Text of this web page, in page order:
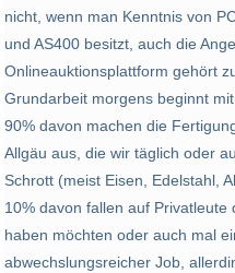
nicht, wenn man Kenntnis von
und AS400 besitzt, auch die
Onlineauktionsplattform gehört
Grundarbeit morgens beginnt
90% davon machen die
Allgäu aus, die wir täglich oder
Schrott (meist Eisen, Edelstahl,
10% davon fallen auf
haben möchten oder auch mal
abwechslungsreicher Job,